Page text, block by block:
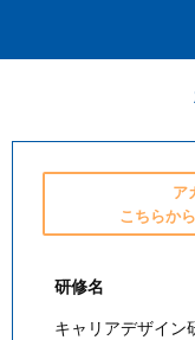
ア
こちらか
研修名
キャリアデザイン